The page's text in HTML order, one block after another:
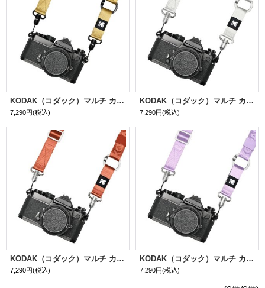
KODAK（コダック）マルチ カメラストラップ｜カーキ
7,290円(税込)
KODAK（コダック）マルチ カメラストラップ｜シルバー
7,290円(税込)
KODAK（コダック）マルチ カメラストラップ｜ブルゴーニュ
7,290円(税込)
KODAK（コダック）マルチ カメラストラップ｜パープル
7,290円(税込)